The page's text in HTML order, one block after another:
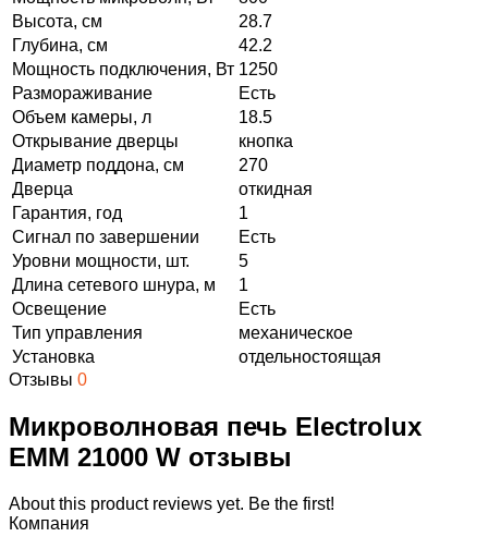
Высота, см
28.7
Глубина, см
42.2
Мощность подключения, Вт 1250
Размораживание
Есть
Объем камеры, л
18.5
Открывание дверцы
кнопка
Диаметр поддона, см
270
Дверца
откидная
Гарантия, год
1
Сигнал по завершении
Есть
Уровни мощности, шт.
5
Длина сетевого шнура, м
1
Освещение
Есть
Тип управления
механическое
Установка
отдельностоящая
Отзывы 0
Микроволновая печь Electrolux
EMM 21000 W отзывы
About this product reviews yet. Be the first!
Компания